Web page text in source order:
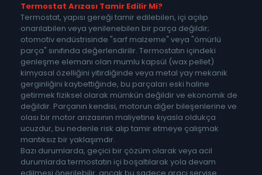
Termostat Arızası Tamir Edilir Mi?
Termostat, yapısı gereği tamir edilebilen, içi açılıp
onarılabilen veya yenilenebilen bir parça değildir;
otomotiv endüstrisinde "sarf malzeme" veya "ömürlü
parça" sınıfında değerlendirilir. Termostatın içindeki
genleşme elemanı olan mumlu kapsül (wax pellet)
kimyasal özelliğini yitirdiğinde veya metal yay mekanik
gerginliğini kaybettiğinde, bu parçaları eski haline
getirmek fiziksel olarak mümkün değildir ve ekonomik de
değildir. Parçanın kendisi, motorun diğer bileşenlerine ve
olası bir motor arızasının maliyetine kıyasla oldukça
ucuzdur, bu nedenle risk alıp tamir etmeye çalışmak
mantıksız bir yaklaşımdır.
Bazı durumlarda, geçici bir çözüm olarak veya acil
durumlarda termostatın içi boşaltılarak yola devam